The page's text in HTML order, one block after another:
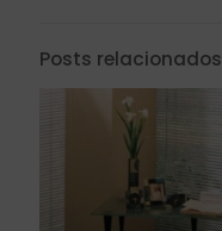
Posts relacionados